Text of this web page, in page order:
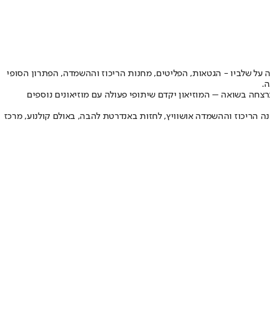
על שלביו - הגטאות, הפליטים, מחנות הריכוז וההשמדה, הפתרון הסופי
שמשפחתם נרצחה בשואה – המוזיאון יקדם שיתופי פעולה עם מוזיאונים נוספים
הריכוז וההשמדה אושוויץ, לחזות באנדרטת להבה, באולם קולנוע, מרכז